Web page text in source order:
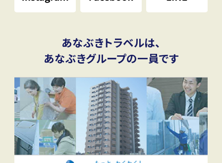
あなぶきトラベルは、
あなぶきグループの一員です